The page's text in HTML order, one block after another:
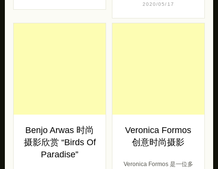
2020/05/17
Benjo Arwas 时尚
摄影欣赏 “Birds Of
Paradise”
Veronica Formos
创意时尚摄影
Veronica Formos 是一位多